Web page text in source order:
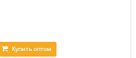
Купитьоптом